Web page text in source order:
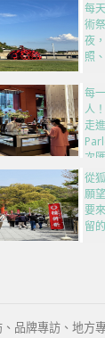
每
術
夜
照
每
人
走
次
從
願
要
留
品牌專訪、地方